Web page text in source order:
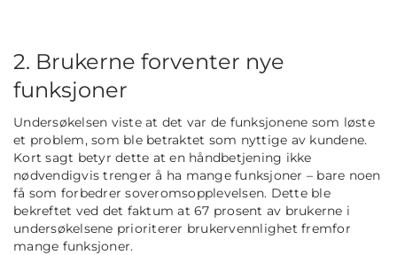
2. Brukerne forventer nye
funksjoner
Undersøkelsen viste at det var de funksjonene som løste
et problem, som ble betraktet som nyttige av kundene.
Kort sagt betyr dette at en håndbetjening ikke
nødvendigvis trenger å ha mange funksjoner – bare noen
få som forbedrer soveromsopplevelsen. Dette ble
bekreftet ved det faktum at 67 prosent av brukerne i
undersøkelsene prioriterer brukervennlighet fremfor
mange funksjoner.